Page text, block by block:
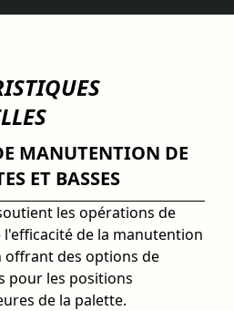
MANUTENTION DE
ET BASSES
les opérations de
de la manutention
offrant des options de
pour les positions
de la palette.